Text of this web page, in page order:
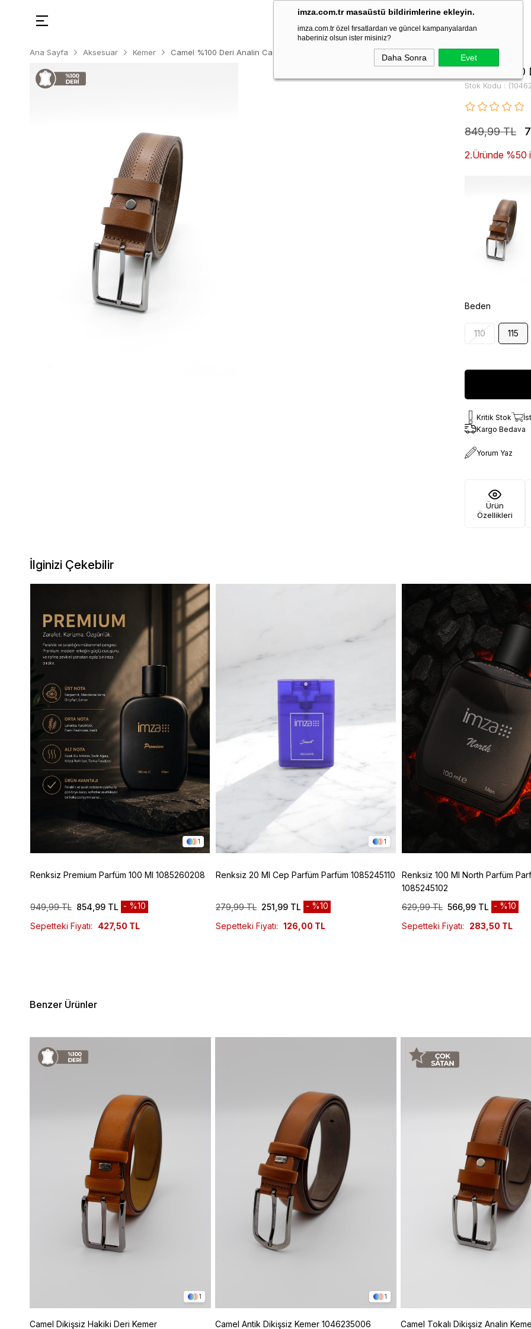
imza.com.tr masaüstü bildirimlerine ekleyin.
imza.com.tr özel fırsatlardan ve güncel kampanyalardan
haberiniz olsun ister misiniz?
Daha Sonra Evet
Ana Sayfa Aksesuar Kemer Camel %100 Deri Analin Casual Kemer 1046240300
Camel
Stok Kodu
849,99 TL
2.Üründe %50
Beden
110 115
Kritik Stok
Kargo Bedava
Yorum Yaz
Ürün
Özellikleri
İlginizi Çekebilir
1
Renksiz Premium Parfüm 100 Ml 1085260208
949,99 TL 854,99 TL
%10
Sepetteki Fiyatı:
427,50 TL
1
Renksiz 20 Ml Cep Parfüm Parfüm 1085245110
279,99 TL 251,99 TL
%10
Sepetteki Fiyatı: 126,00 TL
Renksiz 100 Ml North Parfüm
1085245102
629,99 TL 566,99 TL
%10
Sepetteki Fiyatı:
283,50 TL
Benzer Ürünler
1
Camel Dikişsiz Hakiki Deri Kemer
1
Camel Antik Dikişsiz Kemer 1046235006 Camel Tokalı Dikişsiz Analin